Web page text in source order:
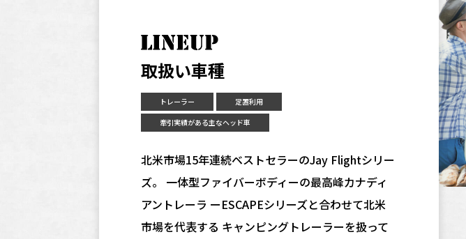
取扱い車種
トレーラー
定置利用
牽引実績がある主なヘッド車
北米市場15年連続ベストセラーのJay Flightシリー
ズ。 一体型ファイバーボディーの最高峰カナディ
アントレーラ ーESCAPEシリーズと合わせて北米
市場を代表する キャンピングトレーラーを扱って